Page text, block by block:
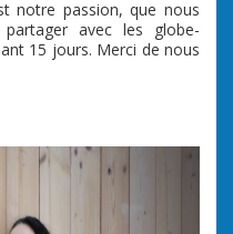
notre passion, que nous
avec les globe-
15 jours. Merci de nous